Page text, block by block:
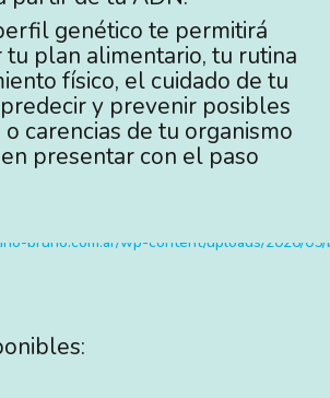
genético te permitirá
tu plan alimentario, tu rutina
físico, el cuidado de tu
y prevenir posibles
o carencias de tu organismo
presentar con el paso